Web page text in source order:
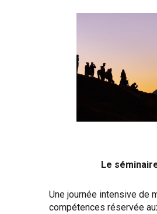
Le
Une journée intensive de
compétences réservée